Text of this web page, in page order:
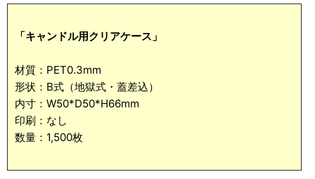
「キャンドル用クリアケース」
材質：PET0.3mm
形状：B式（地獄式・蓋差込）
内寸：W50*D50*H66mm
印刷：なし
数量：1,500枚